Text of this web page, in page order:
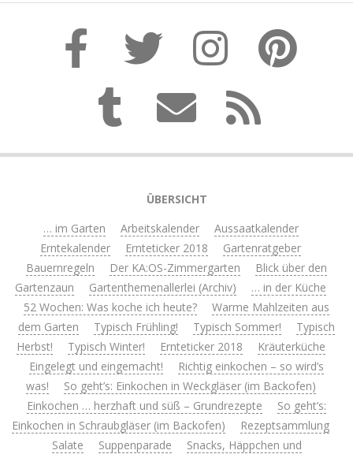
ÜBERSICHT
… im Garten
Arbeitskalender
Aussaatkalender
Erntekalender
Ernteticker 2018
Gartenratgeber
Bauernregeln
Der KA:OS-Zimmergarten
Blick über den
Gartenzaun
Gartenthemenallerlei (Archiv)
… in der Küche
52 Wochen: Was koche ich heute?
Warme Mahlzeiten aus
dem Garten
Typisch Frühling! Typisch Sommer!
Typisch
Herbst!
Typisch Winter! Ernteticker 2018
Kräuterküche
Eingelegt und eingemacht!
Richtig einkochen – so wird’s
was!
So geht’s: Einkochen in Weckgläser (im Backofen)
Einkochen … herzhaft und süß – Grundrezepte
So geht’s:
Einkochen in Schraubgläser (im Backofen)
Rezeptsammlung
Salate
Suppenparade
Snacks, Häppchen und